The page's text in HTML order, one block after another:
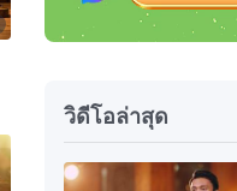
วิดีโอล่าสุด